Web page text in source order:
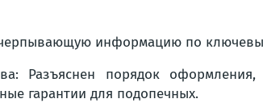
информацию по
Разъяснен порядок
гарантии для подопечных.